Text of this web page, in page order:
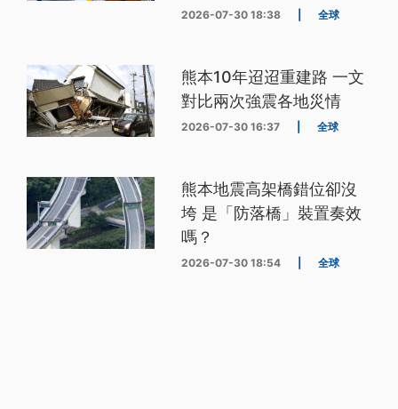
2026-07-30 18:38 全球
熊本10年迢迢重建路 一文
對比兩次強震各地災情
2026-07-30 16:37 全球
熊本地震高架橋錯位卻沒
垮 是「防落橋」裝置奏效
嗎？
2026-07-30 18:54 全球